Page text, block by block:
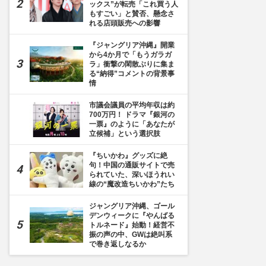
ックス”が転売「これ買う人
もすごい」と賛否、懸念さ
れる店頭販売への影響
『ジャングリア沖縄』開業
から4か月で「もうガラガ
ラ」衝撃の閑散ぶりに集ま
る“納得”コメントの背景事
情
市議会議員の平均年収は約
700万円！ ドラマ『銀河の
一票』のように「あなたが
立候補」という選択肢
『ちいかわ』グッズに絶
句！中国の通販サイトで売
られていた、深いほうれい
線の“魔改造ちいかわ”たち
ジャングリア沖縄、ゴール
デンウィークに『やんばる
トルネード』始動！経営不
振の声の中、GWは絶叫系
で巻き返しなるか